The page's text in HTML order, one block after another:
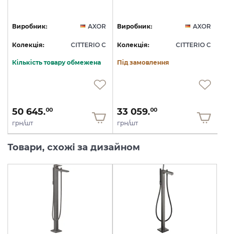
Виробник: AXOR
Колекція: CITTERIO C
Кількість товару обмежена
50 645.00
грн/шт
Виробник: AXOR
Колекція: CITTERIO C
Під замовлення
33 059.00
грн/шт
Товари, схожі за дизайном